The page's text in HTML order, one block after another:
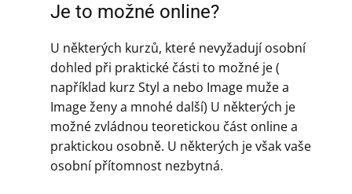
Je to možné online?
U některých kurzů, které nevyžadují osobní
dohled při praktické části to možné je (
například kurz Styl a nebo Image muže a
Image ženy a mnohé další) U některých je
možné zvládnou teoretickou část online a
praktickou osobně. U některých je však vaše
osobní přítomnost nezbytná.